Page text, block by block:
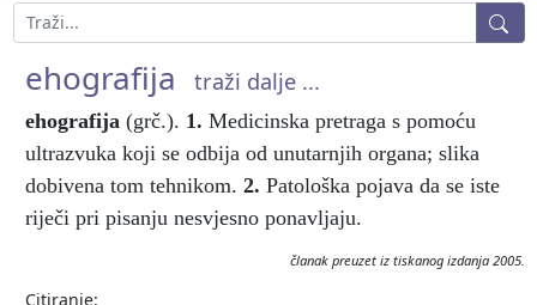
ehografija traži dalje ...
ehografija (grč.). 1. Medicinska pretraga s pomoću
ultrazvuka koji se odbija od unutarnjih organa; slika
dobivena tom tehnikom. 2. Patološka pojava da se iste
riječi pri pisanju nesvjesno ponavljaju.
članak preuzet iz tiskanog izdanja 2005.
Citiranje: